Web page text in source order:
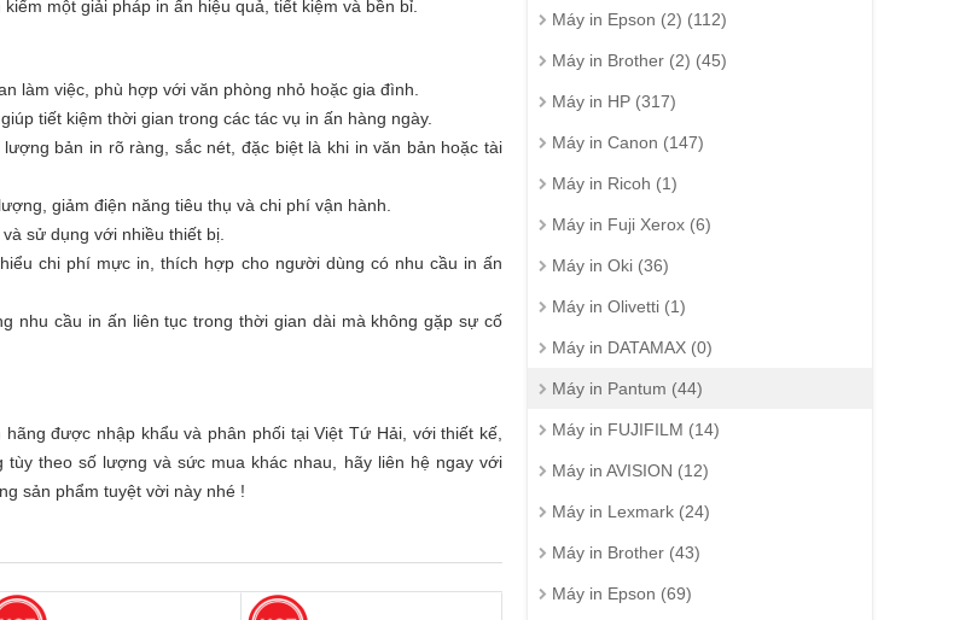
một giải pháp in ấn hiệu quả, tiết kiệm và bền bỉ.
làm việc, phù hợp với văn phòng nhỏ hoặc gia đình.
tiết kiệm thời gian trong các tác vụ in ấn hàng ngày.
bản in rõ ràng, sắc nét, đặc biệt là khi in văn bản hoặc tài
giảm điện năng tiêu thụ và chi phí vận hành.
sử dụng với nhiều thiết bị.
chi phí mực in, thích hợp cho người dùng có nhu cầu in ấn
nhu cầu in ấn liên tục trong thời gian dài mà không gặp sự cố
được nhập khẩu và phân phối tại Việt Tứ Hải, với thiết kế,
theo số lượng và sức mua khác nhau, hãy liên hệ ngay với
sản phẩm tuyệt vời này nhé !
Máy in Epson (2) (112)
Máy in Brother (2) (45)
Máy in HP (317)
Máy in Canon (147)
Máy in Ricoh (1)
Máy in Fuji Xerox (6)
Máy in Oki (36)
Máy in Olivetti (1)
Máy in DATAMAX (0)
Máy in Pantum (44)
Máy in FUJIFILM (14)
Máy in AVISION (12)
Máy in Lexmark (24)
Máy in Brother (43)
Máy in Epson (69)